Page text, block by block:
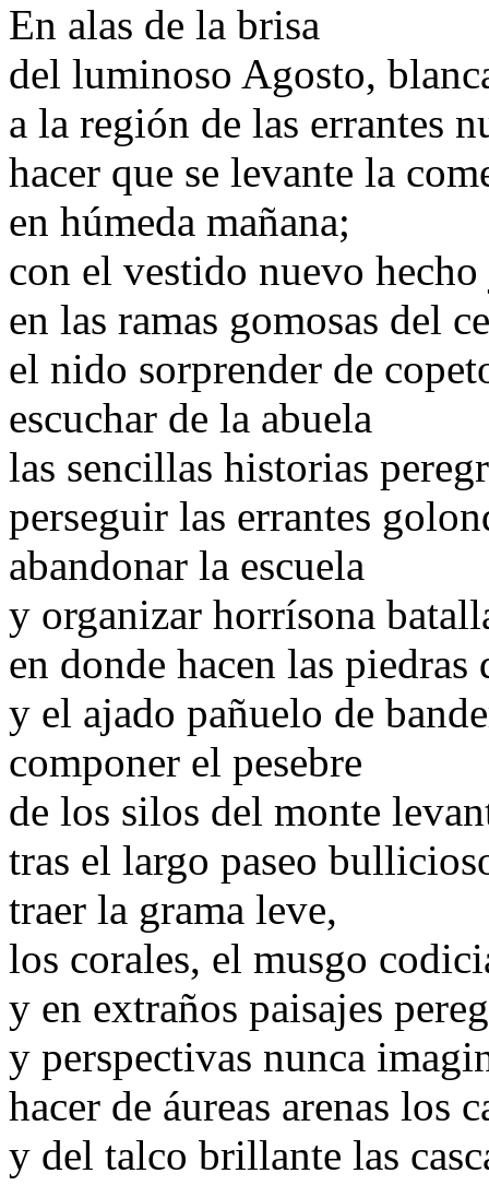
En alas de la brisa
del luminoso Agosto,
a la región de las errantes
hacer que se levante la
en húmeda mañana;
con el vestido nuevo
en las ramas gomosas del
el nido sorprender de
escuchar de la abuela
las sencillas historias
perseguir las errantes
abandonar la escuela
y organizar horrísona
en donde hacen las piedras
y el ajado pañuelo de
componer el pesebre
de los silos del monte
tras el largo paseo
traer la grama leve,
los corales, el musgo
y en extraños paisajes
y perspectivas nunca
hacer de áureas arenas los
y del talco brillante las